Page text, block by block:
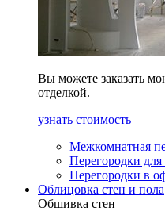
Вы можете заказать
отделкой.
узнать стоимость
Межкомнатная
Перегородки
Перегородки в
Облицовка стен и пола
Обшивка стен